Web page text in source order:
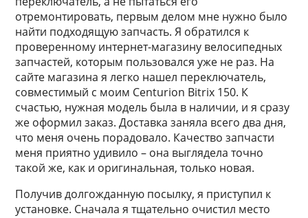
отремонтировать, первым делом мне нужно было
найти подходящую запчасть. Я обратился к
проверенному интернет-магазину велосипедных
запчастей, которым пользовался уже не раз. На
сайте магазина я легко нашел переключатель,
совместимый с моим Centurion Bitrix 150. К
счастью, нужная модель была в наличии, и я сразу
же оформил заказ. Доставка заняла всего два дня,
что меня очень порадовало. Качество запчасти
меня приятно удивило – она выглядела точно
такой же, как и оригинальная, только новая.
Получив долгожданную посылку, я приступил к
установке. Сначала я тщательно очистил место